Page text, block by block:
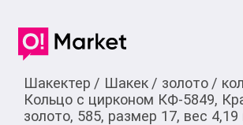
Шакектер / Шакек / золото /
Кольцо с цирконом КФ-5849,
золото, 585, размер 17, вес 4,19